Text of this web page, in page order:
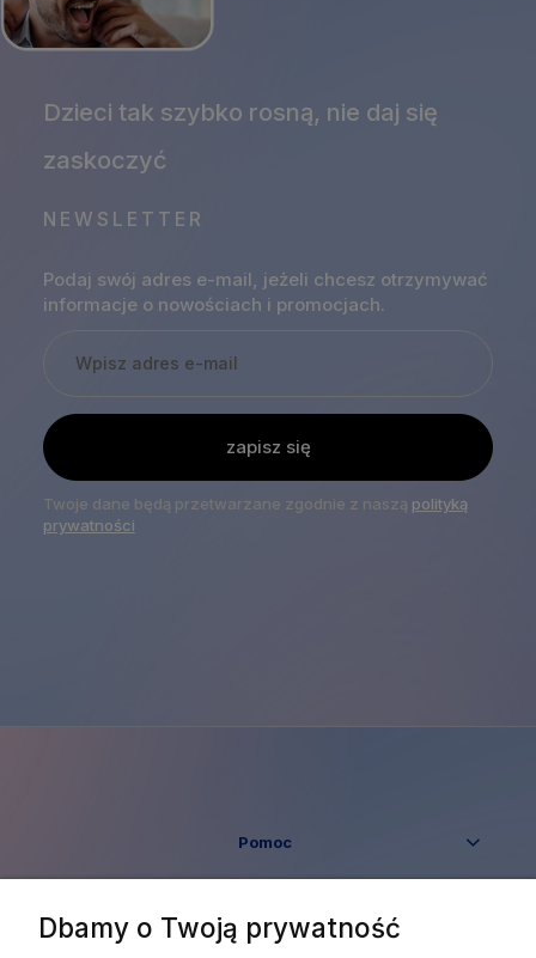
NEWSLETTER
Podaj swój adres e-mail, jeżeli chcesz otrzymywać
informacje o nowościach i promocjach.
zapisz się
Twoje dane będą przetwarzane zgodnie z naszą polityką
prywatności
Pomoc
Dbamy o Twoją prywatność